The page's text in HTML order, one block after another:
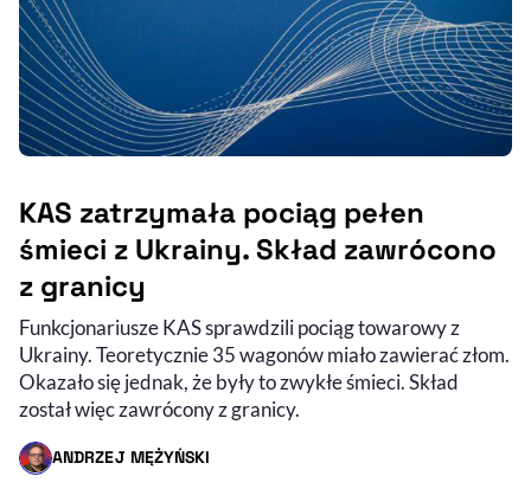
KAS zatrzymała pociąg pełen
śmieci z Ukrainy. Skład zawrócono
z granicy
Funkcjonariusze KAS sprawdzili pociąg towarowy z
Ukrainy. Teoretycznie 35 wagonów miało zawierać złom.
Okazało się jednak, że były to zwykłe śmieci. Skład
został więc zawrócony z granicy.
ANDRZEJ MĘŻYŃSKI
- AUTOR ARTYKUŁU - PROFIL